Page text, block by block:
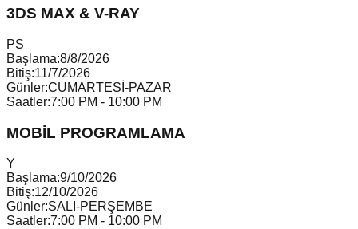
3DS MAX & V-RAY
PS
Başlama:8/8/2026
Bitiş:11/7/2026
Günler:CUMARTESİ-PAZAR
Saatler:7:00 PM - 10:00 PM
MOBİL PROGRAMLAMA
Y
Başlama:9/10/2026
Bitiş:12/10/2026
Günler:SALI-PERŞEMBE
Saatler:7:00 PM - 10:00 PM